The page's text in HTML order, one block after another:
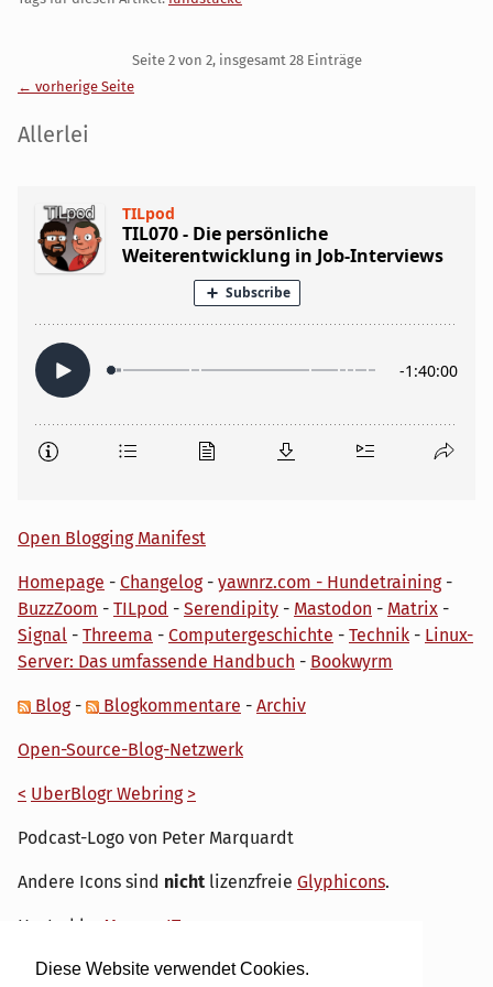
Diese Website verwendet Cookies.
Seite 2 von 2, insgesamt 28 Einträge
← vorherige Seite
Seitenleiste
Allerlei
Open Blogging Manifest
Homepage - Changelog- yawnrz.com - Hundetraining-
BuzzZoom - TILpod - Serendipity - Mastodon - Matrix -
Signal - Threema - Computergeschichte - Technik - Linux-
Server: Das umfassende Handbuch - Bookwyrm
Blog- Blogkommentare - Archiv
Open-Source-Blog-Netzwerk
< UberBlogr Webring >
Podcast-Logo von Peter Marquardt
Andere Icons sind nicht lizenzfreie Glyphicons.
Hosted by My own IT.